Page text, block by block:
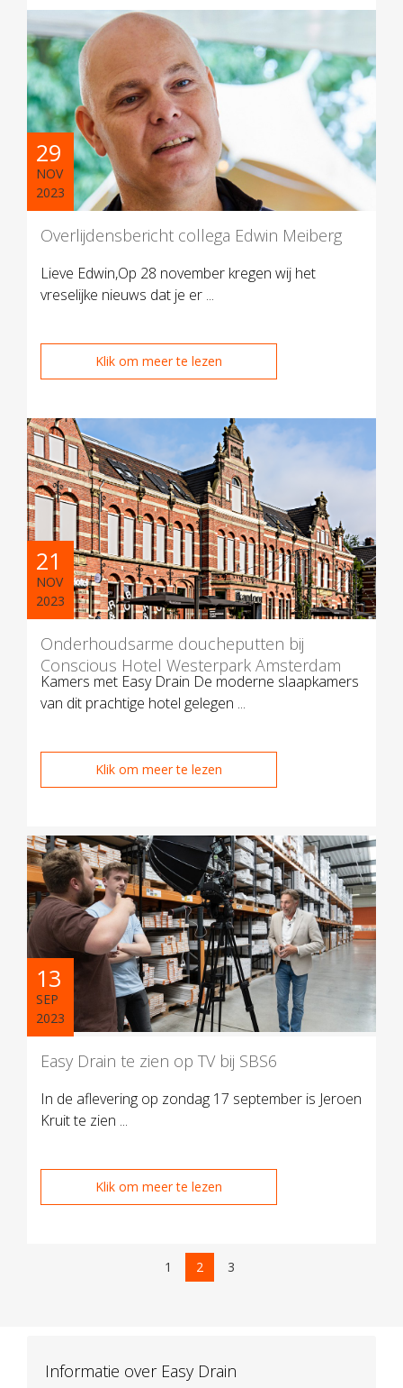
29
NOV
2023
Overlijdensbericht collega Edwin Meiberg
Lieve Edwin,Op 28 november kregen wij het
vreselijke nieuws dat je er ...
Klik om meer te lezen
21
NOV
2023
Onderhoudsarme doucheputten bij
Conscious Hotel Westerpark Amsterdam
Kamers met Easy Drain De moderne slaapkamers
van dit prachtige hotel gelegen ...
Klik om meer te lezen
13
SEP
2023
Easy Drain te zien op TV bij SBS6
In de aflevering op zondag 17 september is Jeroen
Kruit te zien ...
Klik om meer te lezen
1 2 3
Informatie over Easy Drain